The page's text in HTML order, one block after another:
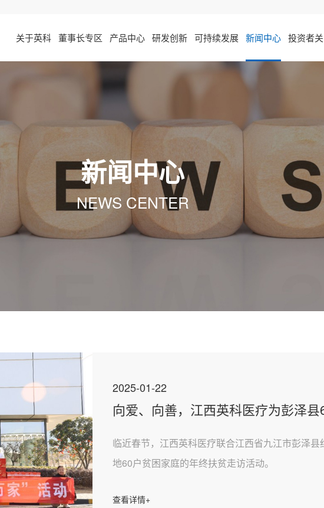
关于英科 董事长专区 产品中心 研发创新 可持续发展 新闻中心 投资者
新闻中心
NEWS CENTER
一方有难八方支援，英科公
灾区